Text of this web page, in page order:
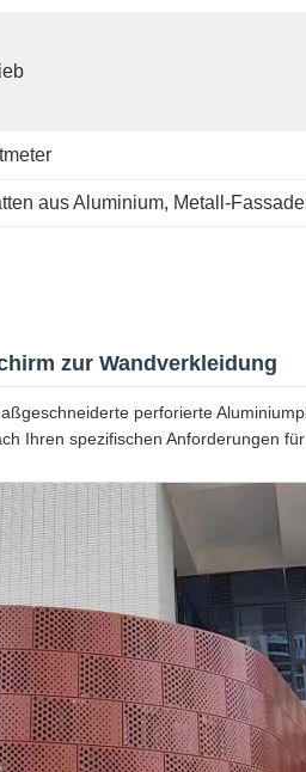
aus Aluminium, Metall-
zur Wandverkleidung
perforierte
Ihren spezifischen Anforderungen